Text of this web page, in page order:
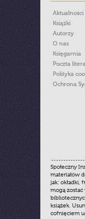
Aktualności
Książki
Autorzy
O nas
Księgarnia
Poczta
Polityka
Ochrona
Społeczny
materiałów
jak: okładki,
mogą
książek.
cofnięciem